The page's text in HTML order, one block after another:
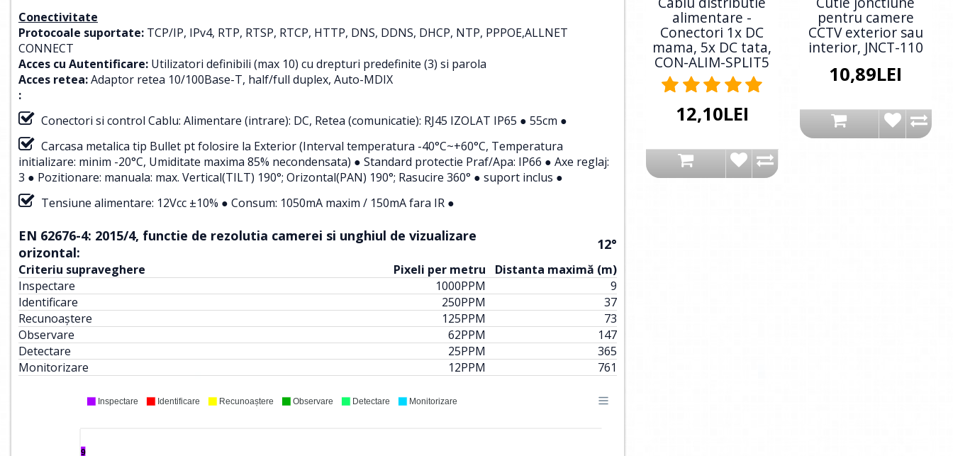
Conectivitate
Protocoale suportate: TCP/IP, IPv4, RTP, RTSP, RTCP, HTTP, DNS, DDNS, DHCP, NTP, PPPOE,ALLNET
CONNECT
Acces cu Autentificare: Utilizatori definibili (max 10) cu drepturi predefinite (3) si parola
Acces retea:Adaptor retea 10/100Base-T, half/full duplex, Auto-MDIX
:
Conectori si control Cablu: Alimentare (intrare): DC, Retea (comunicatie): RJ45 IZOLAT IP65 ● 55cm ●
Carcasa metalica tip Bullet pt folosire la Exterior (Interval temperatura -40°C~+60°C, Temperatura
initializare: minim -20°C, Umiditate maxima 85% necondensata) ● Standard protectie Praf/Apa: IP66 ● Axe reglaj:
3 ● Pozitionare: manuala: max. Vertical(TILT) 190°; Orizontal(PAN) 190°; Rasucire 360° ● suport inclus ●
Tensiune alimentare: 12Vcc ±10% ● Consum: 1050mA maxim / 150mA fara IR ●
EN 62676-4: 2015/4, functie de rezolutia camerei si unghiul de vizualizare
orizontal:
12°
Criteriu supraveghere Pixeli per metru
Distanta maximă (m)
Inspectare
1000PPM
9
Identificare
250PPM
37
Recunoaștere
125PPM
73
Observare
62PPM
147
Detectare
25PPM
365
Monitorizare
12PPM 761
9
Inspectare Identificare Recunoaștere Observare Detectare Monitorizare
alimentare -
Conectori 1x DC
mama, 5x DC tata,
CON-ALIM-SPLIT5
12,10LEI
pentru camere
CCTV exterior sau
interior, JNCT-110
10,89LEI